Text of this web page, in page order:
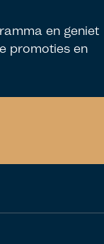
en geniet
promoties en